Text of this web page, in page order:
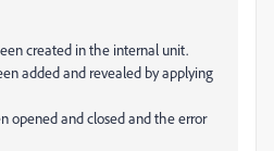
created in the internal unit.
added and revealed by applying
opened and closed and the error